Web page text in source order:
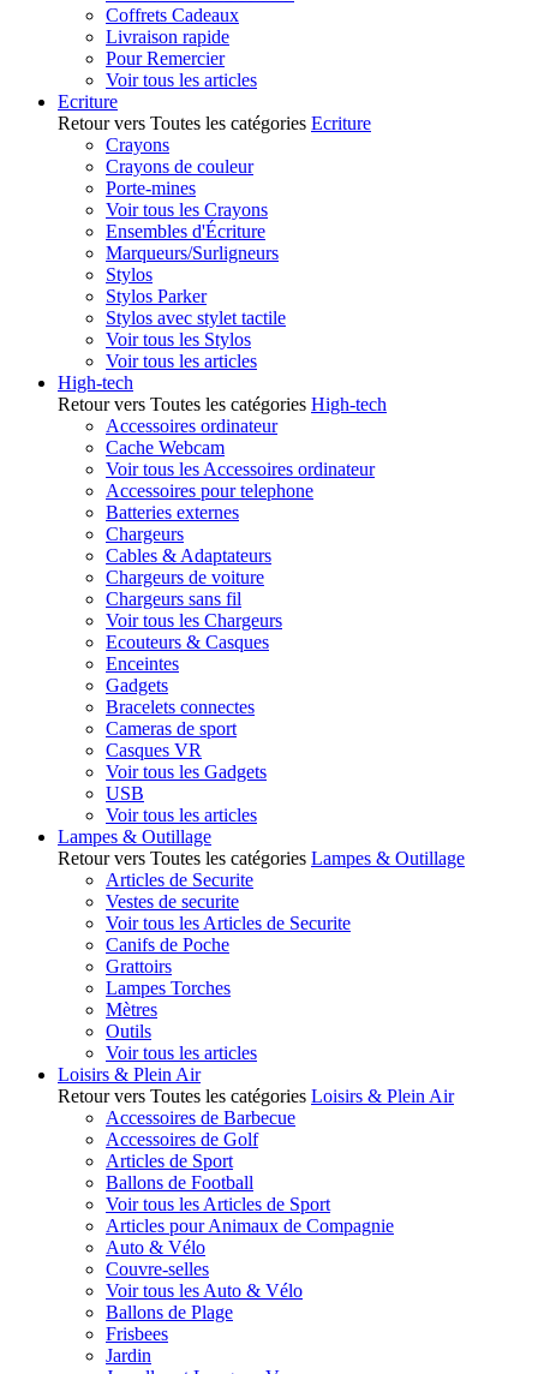
Coffrets Cadeaux
Livraison rapide
Pour Remercier
Voir tous les articles
Ecriture
Retour vers Toutes les catégories Ecriture
Crayons
Crayons de couleur
Porte-mines
Voir tous les Crayons
Ensembles d'Écriture
Marqueurs/Surligneurs
Stylos
Stylos Parker
Stylos avec stylet tactile
Voir tous les Stylos
Voir tous les articles
High-tech
Retour vers Toutes les catégories High-tech
Accessoires ordinateur
Cache Webcam
Voir tous les Accessoires ordinateur
Accessoires pour telephone
Batteries externes
Chargeurs
Cables & Adaptateurs
Chargeurs de voiture
Chargeurs sans fil
Voir tous les Chargeurs
Ecouteurs & Casques
Enceintes
Gadgets
Bracelets connectes
Cameras de sport
Casques VR
Voir tous les Gadgets
USB
Voir tous les articles
Lampes & Outillage
Retour vers Toutes les catégories Lampes & Outillage
Articles de Securite
Vestes de securite
Voir tous les Articles de Securite
Canifs de Poche
Grattoirs
Lampes Torches
Mètres
Outils
Voir tous les articles
Loisirs & Plein Air
Retour vers Toutes les catégories Loisirs & Plein Air
Accessoires de Barbecue
Accessoires de Golf
Articles de Sport
Ballons de Football
Voir tous les Articles de Sport
Articles pour Animaux de Compagnie
Auto & Vélo
Couvre-selles
Voir tous les Auto & Vélo
Ballons de Plage
Frisbees
Jardin